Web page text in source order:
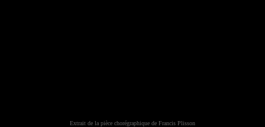
Extrait de la pièce chorégraphique de Francis Plisson